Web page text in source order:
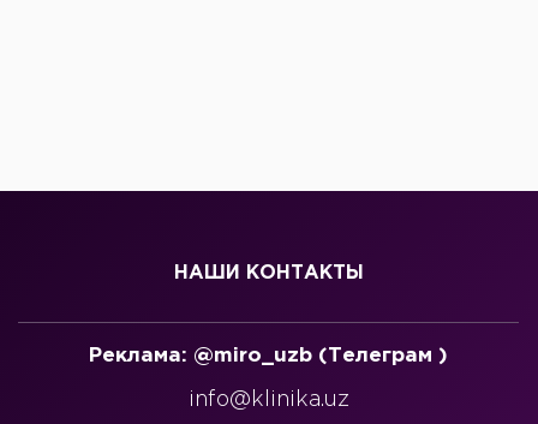
НАШИ КОНТАКТЫ
Реклама: @miro_uzb (Телеграм )
info@klinika.uz